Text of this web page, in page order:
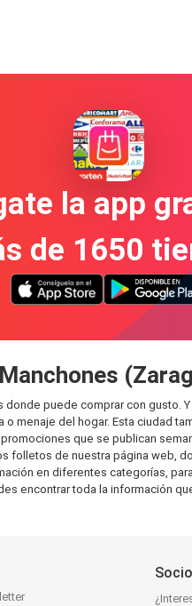
la app
de 1650
puede comprar con
menaje del hogar. Esta ciudad
que se publican
de nuestra página web,
en diferentes categorías,
encontrar toda la información